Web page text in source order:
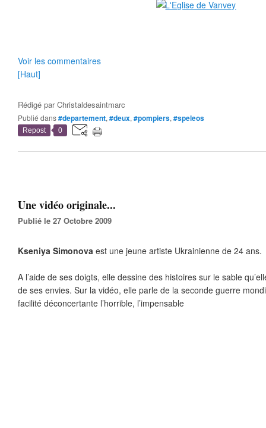
Voir les commentaires
[Haut]
Rédigé parChristaldesaintmarc
Publié dans#departement, #deux, #pompiers, #speleos
Repost 0
Une vidéo originale...
Publié le 27 Octobre 2009
Kseniya Simonova est une jeune artiste Ukrainienne de 24 ans.
A l’aide de ses doigts, elle dessine des histoires sur le sable
de ses envies. Sur la vidéo, elle parle de la seconde guerre
facilité déconcertante l’horrible, l’impensable